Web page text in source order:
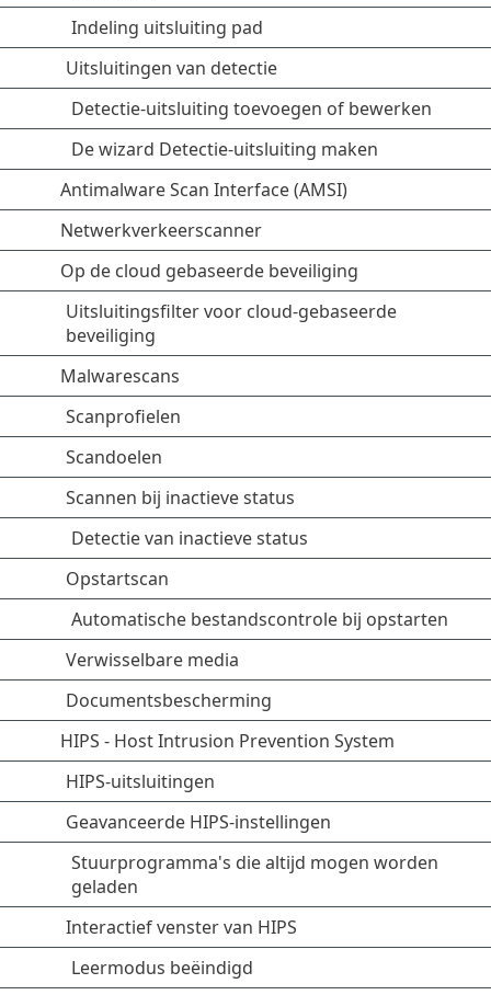
Indeling uitsluiting pad
Uitsluitingen van detectie
Detectie-uitsluiting toevoegen of bewerken
De wizard Detectie-uitsluiting maken
Antimalware Scan Interface (AMSI)
Netwerkverkeerscanner
Op de cloud gebaseerde beveiliging
Uitsluitingsfilter voor cloud-gebaseerde
beveiliging
Malwarescans
Scanprofielen
Scandoelen
Scannen bij inactieve status
Detectie van inactieve status
Opstartscan
Automatische bestandscontrole bij opstarten
Verwisselbare media
Documentsbescherming
HIPS - Host Intrusion Prevention System
HIPS-uitsluitingen
Geavanceerde HIPS-instellingen
Stuurprogramma's die altijd mogen worden
geladen
Interactief venster van HIPS
Leermodus beëindigd